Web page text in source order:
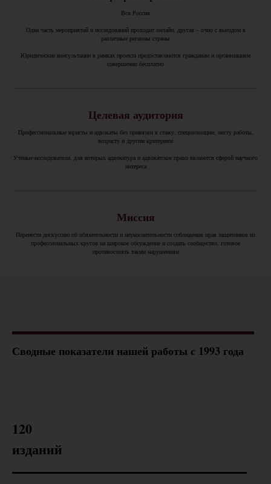
Вся Россия
Одна часть мероприятий и исследований проходит онлайн, другая – очно с выездом в
различные регионы страны
Юридические консультации в рамках проекта предоставляются гражданам и организациям
совершенно бесплатно
Целевая аудитория
Профессиональные юристы и адвокаты без привязки к стажу, специализации, месту работы,
возрасту и другим критериям
Учёные-исследователи, для которых адвокатура и адвокатское право являются сферой научного
интереса
Миссия
Перенести дискуссию об обязательности и неукоснительности соблюдения прав защитников из
профессиональных кругов на широкое обсуждение и создать сообщество, готовое
противостоять таким нарушениям
Сводные показатели нашей работы с 1993 года
120
изданий